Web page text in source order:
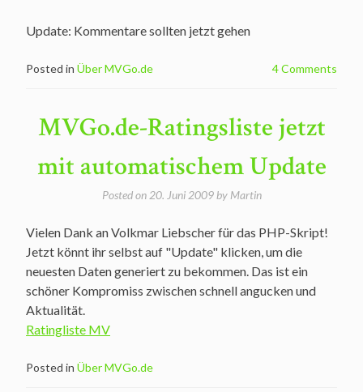
Update: Kommentare sollten jetzt gehen
Posted in Über MVGo.de 4 Comments
MVGo.de-Ratingsliste jetzt
mit automatischem Update
Posted on 20. Juni 2009by Martin
Vielen Dank an Volkmar Liebscher für das PHP-Skript!
Jetzt könnt ihr selbst auf "Update" klicken, um die
neuesten Daten generiert zu bekommen. Das ist ein
schöner Kompromiss zwischen schnell angucken und
Aktualität.
Ratingliste MV
Posted in Über MVGo.de